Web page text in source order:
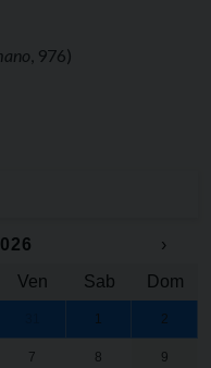
, 976)
›
Ven Sab Dom
1
2
7 8 9